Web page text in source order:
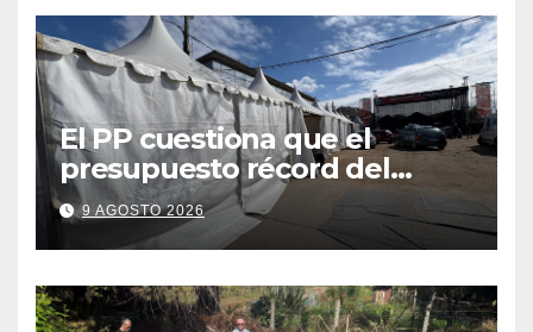
El PP cuestiona que el
presupuesto récord del
Cristo se traduzca en unas
fiestas más plurales
9 AGOSTO 2026